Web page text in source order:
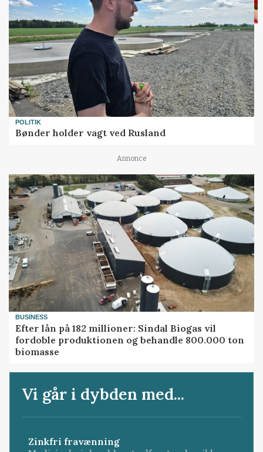
POLITIK
Bønder holder vagt ved Rusland
Annonce
BUSINESS
Efter lån på 182 millioner: Sindal Biogas vil
fordoble produktionen og behandle 800.000 ton
biomasse
Vi går i dybden med...
Zinkfri fravænning